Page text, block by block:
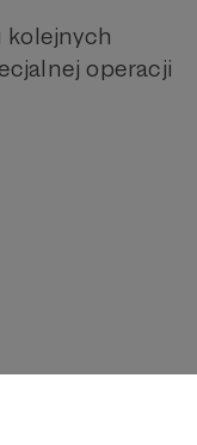
kolejnych
operacji